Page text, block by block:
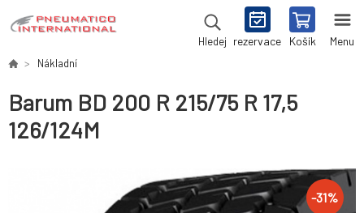
Hledej rezervace Košík Menu
Nákladní
Barum BD 200 R 215/75 R 17,5
126/124M
-31%